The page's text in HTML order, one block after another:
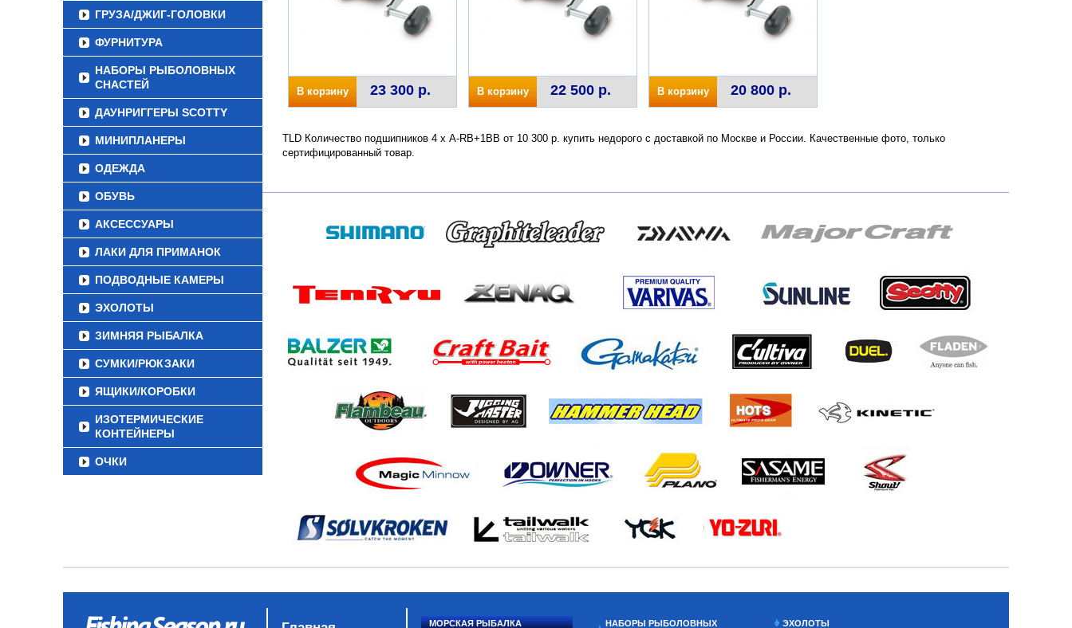
ГРУЗА/ДЖИГ-ГОЛОВКИ
ФУРНИТУРА
НАБОРЫ РЫБОЛОВНЫХ
СНАСТЕЙ
ДАУНРИГГЕРЫ SCOTTY
МИНИПЛАНЕРЫ
ОДЕЖДА
ОБУВЬ
АКСЕССУАРЫ
ЛАКИ ДЛЯ ПРИМАНОК
ПОДВОДНЫЕ КАМЕРЫ
ЭХОЛОТЫ
ЗИМНЯЯ РЫБАЛКА
СУМКИ/РЮКЗАКИ
ЯЩИКИ/КОРОБКИ
ИЗОТЕРМИЧЕСКИЕ
КОНТЕЙНЕРЫ
ОЧКИ
В корзину 23 300 р. В корзину 22 500 р. В корзину 20 800 р.
TLD Количество подшипников 4 х A-RB+1BB от 10 300 р. купить недорого с доставкой по Москве и России. Качественные фото, только
сертифицированный товар.
МОРСКАЯ РЫБАЛКА НАБОРЫ РЫБОЛОВНЫХ ЭХОЛОТЫ